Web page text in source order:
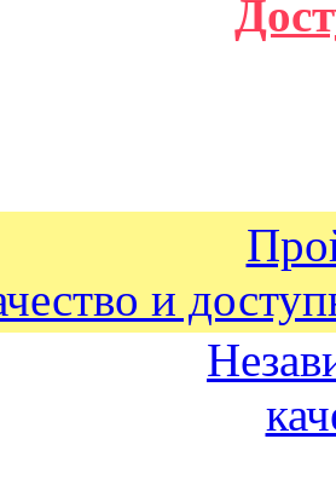
и